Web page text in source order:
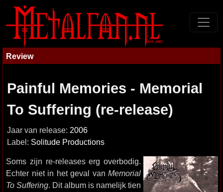
Review
Painful Memories - Memorial
To Suffering (re-release)
Jaar van release: 2006
Label: Solitude Productions
Soms zijn re-releases erg overbodig.
Echter niet in het geval van Memorial
To Suffering. Dit album is namelijk tien